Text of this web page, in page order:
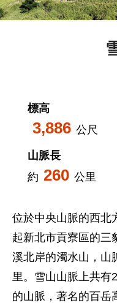
標高
3,886 公尺
山脈長
約 260 公里
位於中央山脈的西北
起新北市貢寮區的三
溪北岸的濁水山，山
里。雪山山脈上共有
的山脈，著名的百岳